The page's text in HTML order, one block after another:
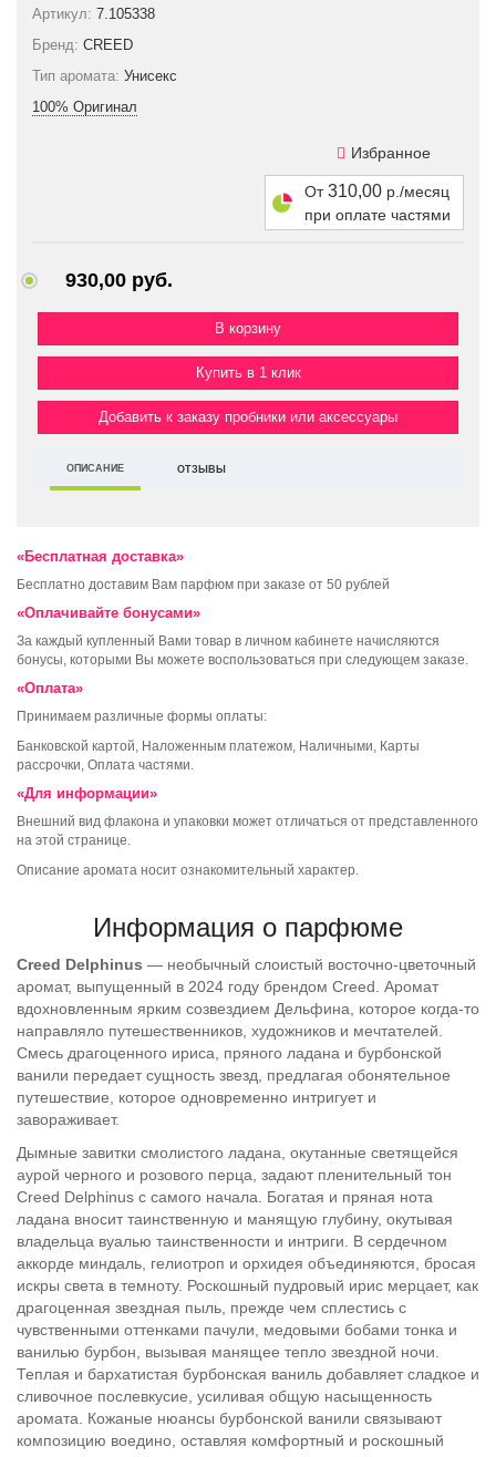
Артикул: 7.105338
Бренд: CREED
Тип аромата: Унисекс
100% Оригинал
Избранное
От310,00 р./месяц
при оплате частями
930,00 руб.
Купить в 1 клик
Добавить к заказу пробники или аксессуары
ОПИСАНИЕ ОТЗЫВЫ
«Бесплатная доставка»
Бесплатно доставим Вам парфюм при заказе от 50 рублей
«Оплачивайте бонусами»
За каждый купленный Вами товар в личном кабинете начисляются
бонусы, которыми Вы можете воспользоваться при следующем заказе.
«Оплата»
Принимаем различные формы оплаты:
Банковской картой, Наложенным платежом, Наличными, Карты
рассрочки, Оплата частями.
«Для информации»
Внешний вид флакона и упаковки может отличаться от представленного
на этой странице.
Описание аромата носит ознакомительный характер.
Информация о парфюме
Creed Delphinus — необычный слоистый восточно-цветочный
аромат, выпущенный в 2024 году брендом Creed. Аромат
вдохновленным ярким созвездием Дельфина, которое когда-то
направляло путешественников, художников и мечтателей.
Смесь драгоценного ириса, пряного ладана и бурбонской
ванили передает сущность звезд, предлагая обонятельное
путешествие, которое одновременно интригует и
завораживает.
Дымные завитки смолистого ладана, окутанные светящейся
аурой черного и розового перца, задают пленительный тон
Creed Delphinus с самого начала. Богатая и пряная нота
ладана вносит таинственную и манящую глубину, окутывая
владельца вуалью таинственности и интриги. В сердечном
аккорде миндаль, гелиотроп и орхидея объединяются, бросая
искры света в темноту. Роскошный пудровый ирис мерцает, как
драгоценная звездная пыль, прежде чем сплестись с
чувственными оттенками пачули, медовыми бобами тонка и
ванилью бурбон, вызывая манящее тепло звездной ночи.
Теплая и бархатистая бурбонская ваниль добавляет сладкое и
сливочное послевкусие, усиливая общую насыщенность
аромата. Кожаные нюансы бурбонской ванили связывают
композицию воедино, оставляя комфортный и роскошный